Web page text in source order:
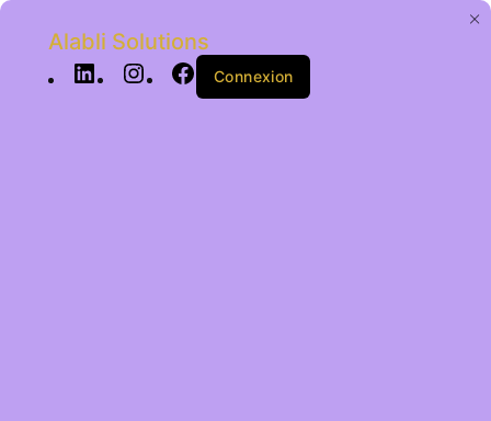
Alabli Solutions
Connexion